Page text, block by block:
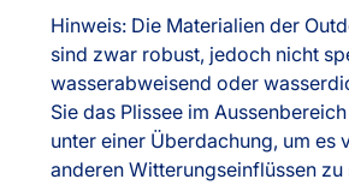
Hinweis: Die Materialien der
sind zwar robust, jedoch nicht
wasserabweisend oder
Sie das Plissee im
unter einer Überdachung, um es
anderen Witterungseinflüssen zu